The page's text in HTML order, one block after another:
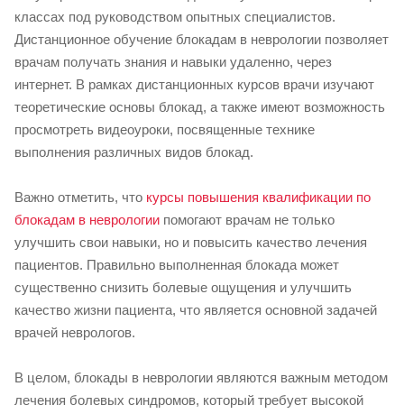
классах под руководством опытных специалистов.
Дистанционное обучение блокадам в неврологии позволяет
врачам получать знания и навыки удаленно, через
интернет. В рамках дистанционных курсов врачи изучают
теоретические основы блокад, а также имеют возможность
просмотреть видеоуроки, посвященные технике
выполнения различных видов блокад.
Важно отметить, что курсы повышения квалификации по
блокадам в неврологии помогают врачам не только
улучшить свои навыки, но и повысить качество лечения
пациентов. Правильно выполненная блокада может
существенно снизить болевые ощущения и улучшить
качество жизни пациента, что является основной задачей
врачей неврологов.
В целом, блокады в неврологии являются важным методом
лечения болевых синдромов, который требует высокой